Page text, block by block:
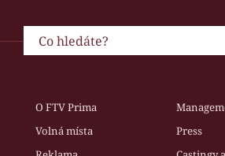
O FTV Prima
Volná místa
Press